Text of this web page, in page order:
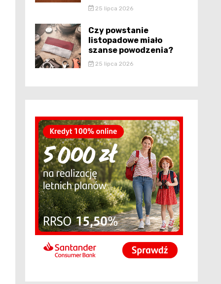
25 lipca 2026
Czy powstanie
listopadowe miało
szanse powodzenia?
25 lipca 2026